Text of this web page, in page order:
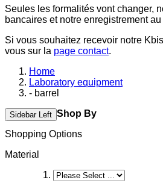
Seules les formalités vont changer,
bancaires et notre enregistrement
Si vous souhaitez recevoir notre
vous sur la page contact.
Home
Laboratory equipment
- barrel
Sidebar Left Shop By
Shopping Options
Material